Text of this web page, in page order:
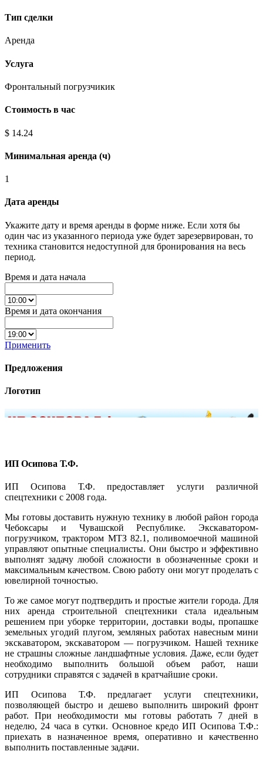
Тип сделки
Аренда
Услуга
Фронтальный погрузчикик
Стоимость в час
$ 14.24
Минимальная аренда (ч)
1
Дата аренды
Укажите дату и время аренды в форме ниже. Если хотя бы
один час из указанного периода уже будет зарезервирован, то
техника становится недоступной для бронирования на весь
период.
Время и дата начала
Время и дата окончания
Применить
Предложения
Логотип
ИП Осипова Т.Ф.
ИП Осипова Т.Ф. предоставляет услуги различной
спецтехники с 2008 года.
Мы готовы доставить нужную технику в любой район города
Чебоксары и Чувашской Республике. Экскаватором-
погрузчиком, трактором МТЗ 82.1, поливомоечной машиной
управляют опытные специалисты. Они быстро и эффективно
выполнят задачу любой сложности в обозначенные сроки и
максимальным качеством. Свою работу они могут проделать с
ювелирной точностью.
То же самое могут подтвердить и простые жители города. Для
них аренда строительной спецтехники стала идеальным
решением при уборке территории, доставки воды, пропашке
земельных угодий плугом, земляных работах навесным мини
экскаватором, экскаватором — погрузчиком. Нашей технике
не страшны сложные ландшафтные условия. Даже, если будет
необходимо выполнить большой объем работ, наши
сотрудники справятся с задачей в кратчайшие сроки.
ИП Осипова Т.Ф. предлагает услуги спецтехники,
позволяющей быстро и дешево выполнить широкий фронт
работ. При необходимости мы готовы работать 7 дней в
неделю, 24 часа в сутки. Основное кредо ИП Осипова Т.Ф.:
приехать в назначенное время, оперативно и качественно
выполнить поставленные задачи.